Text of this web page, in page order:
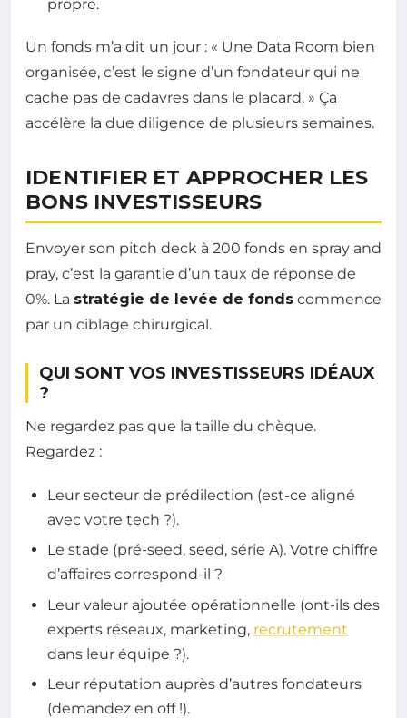
propre.
Un fonds m’a dit un jour : « Une Data Room bien
organisée, c’est le signe d’un fondateur qui ne
cache pas de cadavres dans le placard. » Ça
accélère la due diligence de plusieurs semaines.
IDENTIFIER ET APPROCHER LES
BONS INVESTISSEURS
Envoyer son pitch deck à 200 fonds en spray and
pray, c’est la garantie d’un taux de réponse de
0%. La stratégie de levée de fonds commence
par un ciblage chirurgical.
QUI SONT VOS INVESTISSEURS IDÉAUX
?
Ne regardez pas que la taille du chèque.
Regardez :
Leur secteur de prédilection (est-ce aligné
avec votre tech ?).
Le stade (pré-seed, seed, série A). Votre chiffre
d’affaires correspond-il ?
Leur valeur ajoutée opérationnelle (ont-ils des
experts réseaux, marketing, recrutement
dans leur équipe ?).
Leur réputation auprès d’autres fondateurs
(demandez en off !).